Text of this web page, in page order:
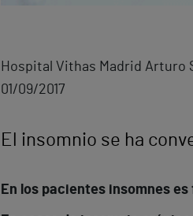
Hospital Vithas Madrid Arturo
01/09/2017
El insomnio se ha
En los pacientes insomnes